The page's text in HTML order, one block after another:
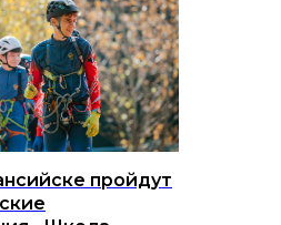
пройдут